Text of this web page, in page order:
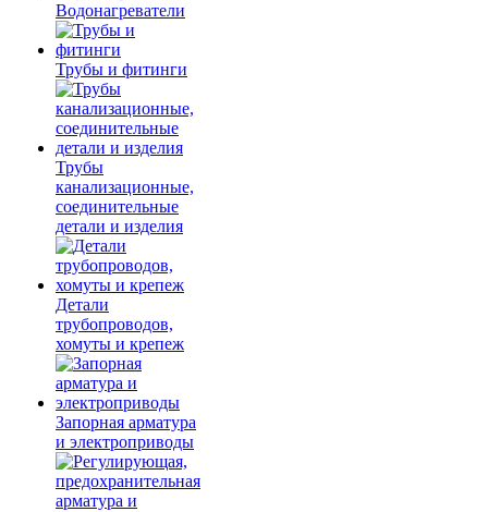
Водонагреватели
Трубы и фитинги
Трубы
канализационные,
соединительные
детали и изделия
Детали
трубопроводов,
хомуты и крепеж
Запорная арматура
и электроприводы